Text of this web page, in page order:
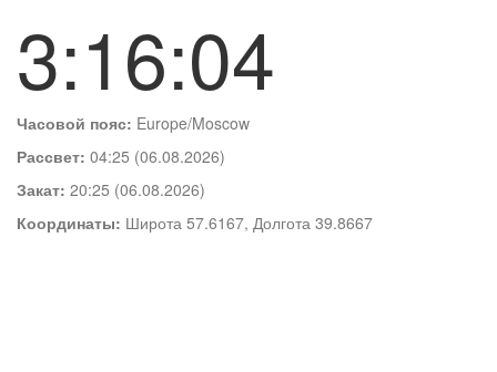
3:16:05
Часовой пояс: Europe/Moscow
Рассвет: 04:25 (06.08.2026)
Закат: 20:25 (06.08.2026)
Координаты: Широта 57.6167, Долгота 39.8667